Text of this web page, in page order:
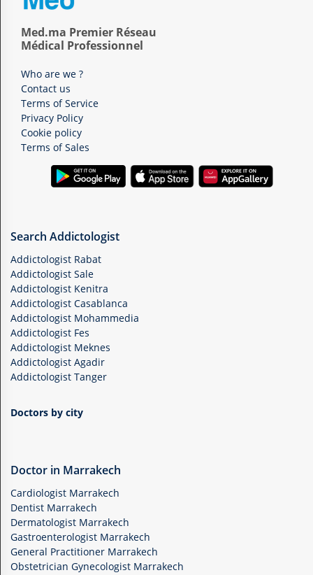
Med.ma Premier Réseau
Médical Professionnel
Who are we ?
Contact us
Terms of Service
Privacy Policy
Cookie policy
Terms of Sales
Search Addictologist
Addictologist Rabat
Addictologist Sale
Addictologist Kenitra
Addictologist Casablanca
Addictologist Mohammedia
Addictologist Fes
Addictologist Meknes
Addictologist Agadir
Addictologist Tanger
Doctors by city
Doctor in Marrakech
Cardiologist Marrakech
Dentist Marrakech
Dermatologist Marrakech
Gastroenterologist Marrakech
General Practitioner Marrakech
Obstetrician Gynecologist Marrakech